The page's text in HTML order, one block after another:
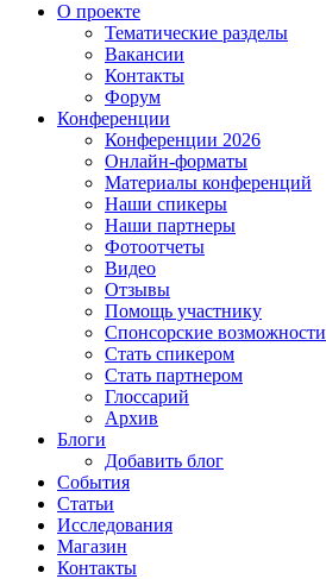
О проекте
Тематические разделы
Вакансии
Контакты
Форум
Конференции
Конференции 2026
Онлайн-форматы
Материалы конференций
Наши спикеры
Наши партнеры
Фотоотчеты
Видео
Отзывы
Помощь участнику
Спонсорские возможности
Стать спикером
Стать партнером
Глоссарий
Архив
Блоги
Добавить блог
События
Статьи
Исследования
Магазин
Контакты